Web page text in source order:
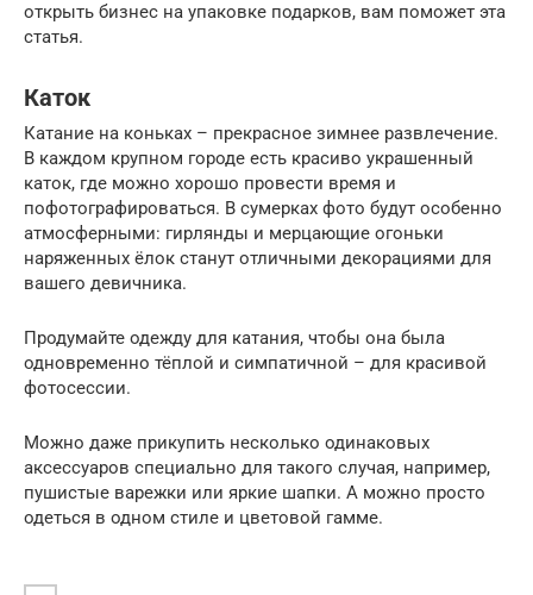
открыть бизнес на упаковке подарков, вам поможет эта
статья.
Каток
Катание на коньках – прекрасное зимнее развлечение.
В каждом крупном городе есть красиво украшенный
каток, где можно хорошо провести время и
пофотографироваться. В сумерках фото будут особенно
атмосферными: гирлянды и мерцающие огоньки
наряженных ёлок станут отличными декорациями для
вашего девичника.
Продумайте одежду для катания, чтобы она была
одновременно тёплой и симпатичной – для красивой
фотосессии.
Можно даже прикупить несколько одинаковых
аксессуаров специально для такого случая, например,
пушистые варежки или яркие шапки. А можно просто
одеться в одном стиле и цветовой гамме.